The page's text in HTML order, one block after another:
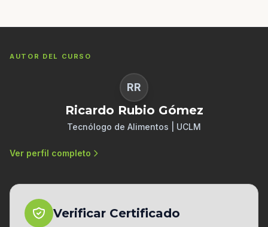
AUTOR DEL CURSO
RR
Ricardo Rubio Gómez
Tecnólogo de Alimentos | UCLM
Ver perfil completo
Verificar Certificado